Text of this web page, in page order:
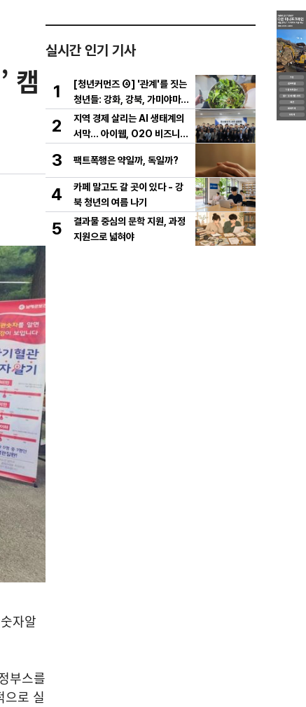
캠
자알
부스를
으로 실
실시간 인기 기사
1
[청년커먼즈 ④] '관계'를 짓는
청년들: 강화, 강북, 가미야마의
실험
2
지역 경제 살리는 AI 생태계의
서막... 아이웹, O2O 비즈니스
회 성료
3 팩트폭행은 약일까, 독일까?
4
카페 말고도 갈 곳이 있다 - 강
북 청년의 여름 나기
5
결과물 중심의 문학 지원, 과정
지원으로 넓혀야